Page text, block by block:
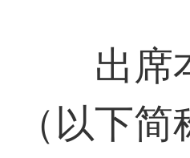
出席本
（以下